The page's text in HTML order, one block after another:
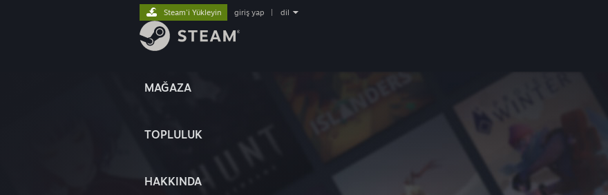
MAĞAZA
TOPLULUK
HAKKINDA
Steam'i Yükleyin giriş yap dil